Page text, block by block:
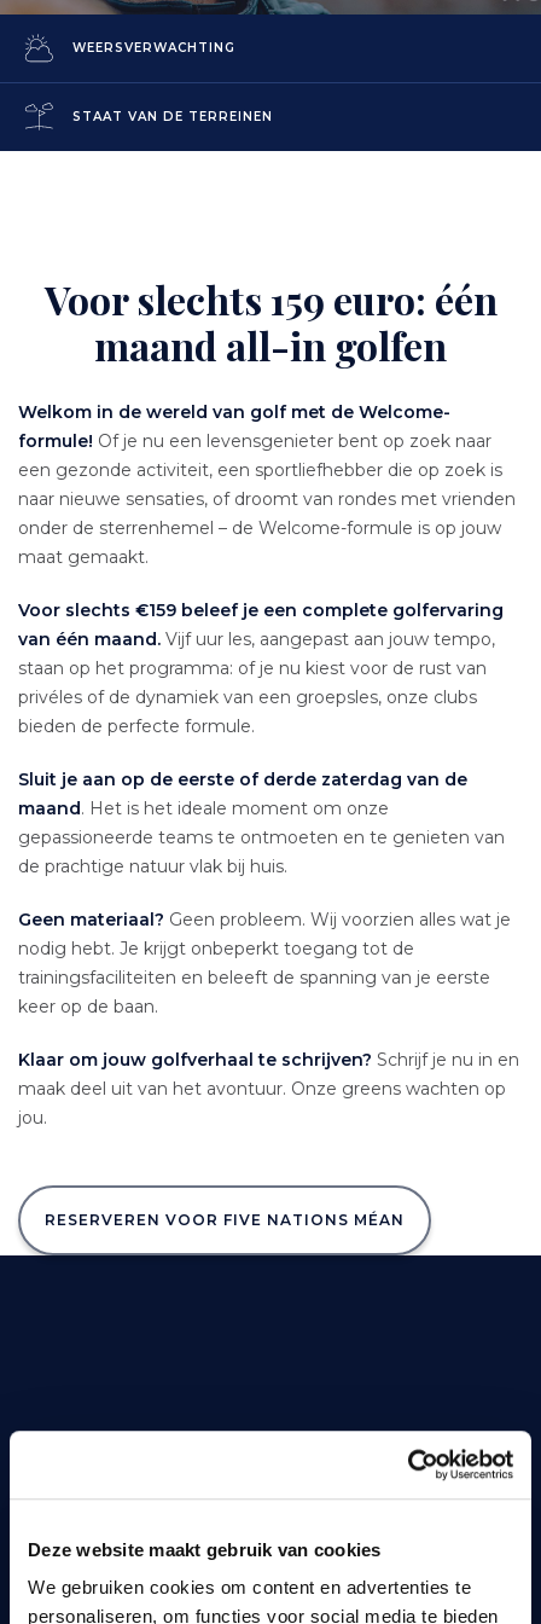
Deze website maakt gebruik van cookies
We gebruiken cookies om content en advertenties te
personaliseren, om functies voor social media te bieden
WEERSVERWACHTING
STAAT VAN DE TERREINEN
Content
Voor slechts 159 euro: één
maand all-in golfen
Texte
Welkom in de wereld van golf met de Welcome-
formule! Of je nu een levensgenieter bent op zoek naar
een gezonde activiteit, een sportliefhebber die op zoek is
naar nieuwe sensaties, of droomt van rondes met vrienden
onder de sterrenhemel – de Welcome-formule is op jouw
maat gemaakt.
Voor slechts €159 beleef je een complete golfervaring
van één maand. Vijf uur les, aangepast aan jouw tempo,
staan op het programma: of je nu kiest voor de rust van
privéles of de dynamiek van een groepsles, onze clubs
bieden de perfecte formule.
Sluit je aan op de eerste of derde zaterdag van de
maand. Het is het ideale moment om onze
gepassioneerde teams te ontmoeten en te genieten van
de prachtige natuur vlak bij huis.
Geen materiaal? Geen probleem. Wij voorzien alles wat je
nodig hebt. Je krijgt onbeperkt toegang tot de
trainingsfaciliteiten en beleeft de spanning van je eerste
keer op de baan.
Klaar om jouw golfverhaal te schrijven? Schrijf je nu in en
maak deel uit van het avontuur. Onze greens wachten op
jou.
RESERVEREN VOOR FIVE NATIONS MÉAN